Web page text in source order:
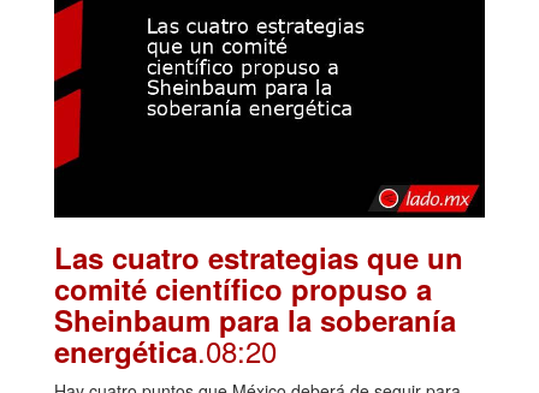
Las cuatro estrategias que un
comité científico propuso a
Sheinbaum para la soberanía
energética.08:20